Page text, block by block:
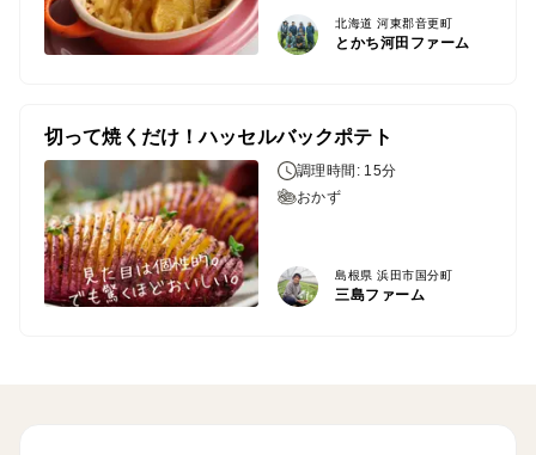
北海道 河東郡音更町
とかち河田ファーム
切って焼くだけ！ハッセルバックポテト
調理時間: 15分
おかず
島根県 浜田市国分町
三島ファーム